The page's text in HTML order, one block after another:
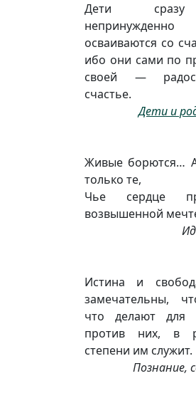
Дети
непринужденно
осваиваются со
ибо они сами по
своей —
счастье.
Дети и
Живые борются…
только те,
Чье сердце
возвышенной
Истина и
замечательны,
что делают для
против них, в
степени им служит.
Познание,